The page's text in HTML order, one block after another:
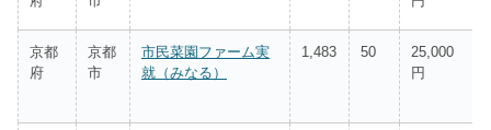
京都
府
京都
市
市民菜園ファーム実
就（みなる）
1,483 50
25,000
円